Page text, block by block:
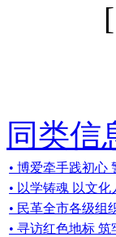
[
同类信
• 博爱牵手践初
• 以学铸魂 以文
• 民革全市各级组
• 寻访红色地标